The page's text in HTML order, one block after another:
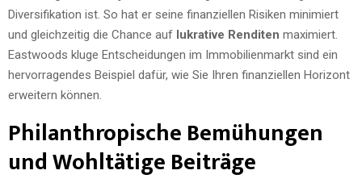
Diversifikation ist. So hat er seine finanziellen Risiken minimiert
und gleichzeitig die Chance auf lukrative Renditen maximiert.
Eastwoods kluge Entscheidungen im Immobilienmarkt sind ein
hervorragendes Beispiel dafür, wie Sie Ihren finanziellen Horizont
erweitern können.
Philanthropische Bemühungen
und Wohltätige Beiträge